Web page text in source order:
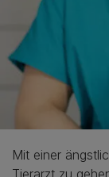
Mit einer
Tierarzt zu